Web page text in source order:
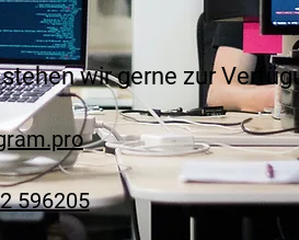
wir gerne zur
596205